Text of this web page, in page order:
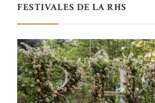
FESTIVALES DE LA RHS